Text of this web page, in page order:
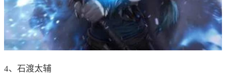
4、石渡太辅